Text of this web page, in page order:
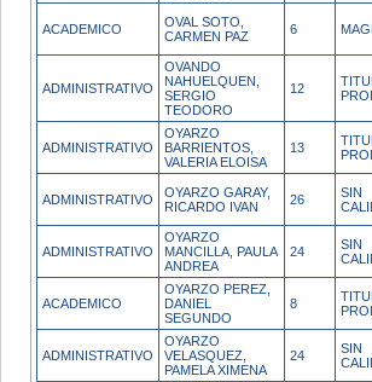
ACADEMICO
OVAL SOTO,
CARMEN PAZ
6
ADMINISTRATIVO
OVANDO
NAHUELQUEN,
SERGIO
TEODORO
12
ADMINISTRATIVO
OYARZO
BARRIENTOS,
VALERIA ELOISA
13
ADMINISTRATIVO
OYARZO GARAY,
RICARDO IVAN
26
SIN
ADMINISTRATIVO
OYARZO
MANCILLA, PAULA
ANDREA
24
SIN
ACADEMICO
OYARZO PEREZ,
DANIEL
SEGUNDO
8
ADMINISTRATIVO
OYARZO
VELASQUEZ,
PAMELA XIMENA
24
SIN